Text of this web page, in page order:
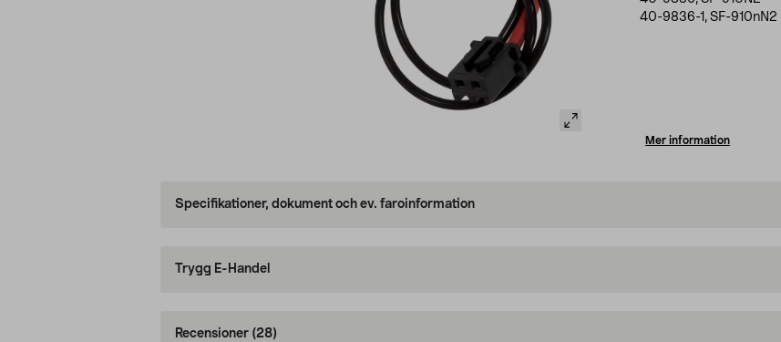
40-9836-1, SF-910nN2
Mer information
Specifikationer, dokument och ev. faroinformation
Trygg E-Handel
Recensioner (28)